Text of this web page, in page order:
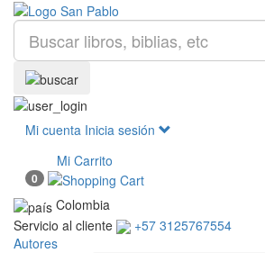
Mi cuenta Inicia sesión
Mi Carrito
0
Colombia
Servicio al cliente
+57 3125767554
Autores